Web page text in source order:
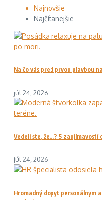
Najnovšie
Najčítanejšie
Na čo vás pred prvou plavbou
júl 24, 2026
Vedeli ste, že…? 5 zaujímavostí
júl 24, 2026
Hromadný dopyt personálnym